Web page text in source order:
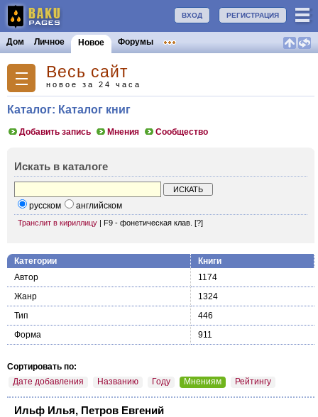
РЕГИСТРАЦИЯ
ВХОД
Дом Личное Новое Форумы
Весь сайт
новое за 24 часа
Каталог: Каталог книг
Добавить запись Мнения Сообщество
Искать в каталоге
русском английском
Транслит в кириллицу | F9 - фонетическая клав. [?]
Категории
Книги
Автор
1174
Жанр
1324
Тип
446
Форма
911
Сортировать по:
Дате добавления
Названию Году Мнениям Рейтингу
Ильф Илья, Петров Евгений